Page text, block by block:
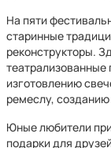
На пяти
старинные
реконструкторы.
изготовлению
ремеслу,
Юные любители
подарки для